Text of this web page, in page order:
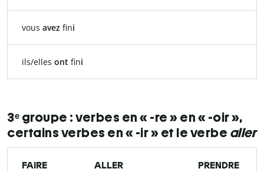
vous avez fini
ils/elles ont fini
3ᵉ groupe : verbes en « -re » en « -oir »,
certains verbes en « -ir » et le verbe aller
FAIRE
ALLER
PRENDRE